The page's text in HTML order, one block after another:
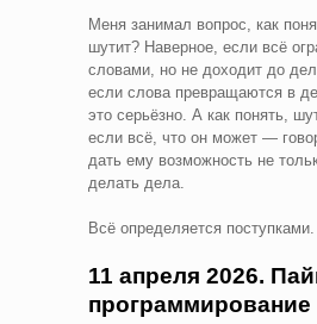
Меня занимал вопрос, как
шутит? Наверное, если всё
словами, но не доходит до
если слова превращаются в
это серьёзно. А как понять,
если всё, что он может —
дать ему возможность не
делать дела.
Всё определяется поступками.
11 апреля 2026.
программирование